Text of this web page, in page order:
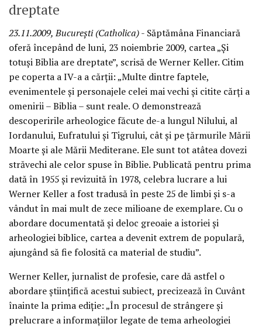
dreptate
23.11.2009, Bucureşti (Catholica)- Săptămâna Financiară
oferă începând de luni, 23 noiembrie 2009, cartea „Şi
totuşi Biblia are dreptate”, scrisă de Werner Keller. Citim
pe coperta a IV-a a cărţii: „Multe dintre faptele,
evenimentele şi personajele celei mai vechi şi citite cărţi a
omenirii – Biblia – sunt reale. O demonstrează
descoperirile arheologice făcute de-a lungul Nilului, al
Iordanului, Eufratului şi Tigrului, cât şi pe ţărmurile Mării
Moarte şi ale Mării Mediterane. Ele sunt tot atâtea dovezi
străvechi ale celor spuse în Biblie. Publicată pentru prima
dată în 1955 şi revizuită în 1978, celebra lucrare a lui
Werner Keller a fost tradusă în peste 25 de limbi şi s-a
vândut în mai mult de zece milioane de exemplare. Cu o
abordare documentată şi deloc greoaie a istoriei şi
arheologiei biblice, cartea a devenit extrem de populară,
ajungând să fie folosită ca material de studiu”.
Werner Keller, jurnalist de profesie, care dă astfel o
abordare ştiinţifică acestui subiect, precizează în Cuvânt
înainte la prima ediţie: „În procesul de strângere şi
prelucrare a informaţiilor legate de tema arheologiei